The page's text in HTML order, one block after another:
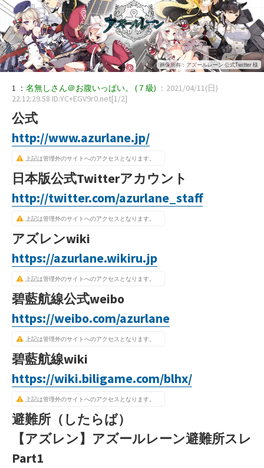
ー
画像所有：アズールレーン 公式Twitter 様
1 ： 名無しさん＠お腹いっぱい。 (７級) ：2021/04/11(日)
22:12:29.58 ID:YC+EGV9r0.net[1/2]
公式
http://www.azurlane.jp/
上記は管理外のサイトへのアクセスとなります。
日本版公式Twitterアカウント
http://twitter.com/azurlane_staff
上記は管理外のサイトへのアクセスとなります。
アズレンwiki
https://azurlane.wikiru.jp
上記は管理外のサイトへのアクセスとなります。
碧藍航線公式weibo
https://weibo.com/azurlane
上記は管理外のサイトへのアクセスとなります。
碧藍航線wiki
https://wiki.biligame.com/blhx/
上記は管理外のサイトへのアクセスとなります。
避難所（したらば）
【アズレン】アズールレーン避難所スレ
Part1